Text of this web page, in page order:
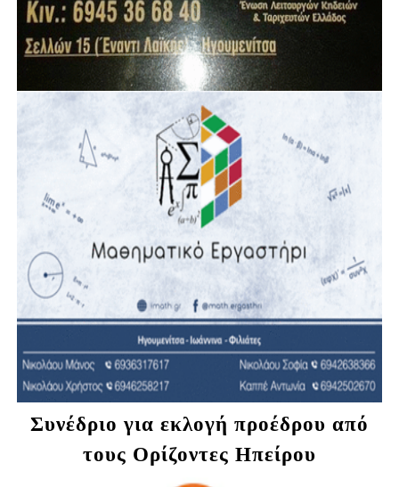
Συνέδριο για εκλογή προέδρου από
τους Ορίζοντες Ηπείρου